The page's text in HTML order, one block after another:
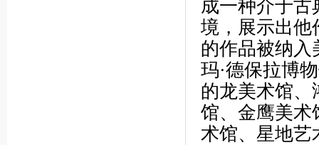
成一种介于
境，展示出他
的作品被纳入
玛·德保拉博
的龙美术馆、
馆、金鹰美术
术馆、星地艺